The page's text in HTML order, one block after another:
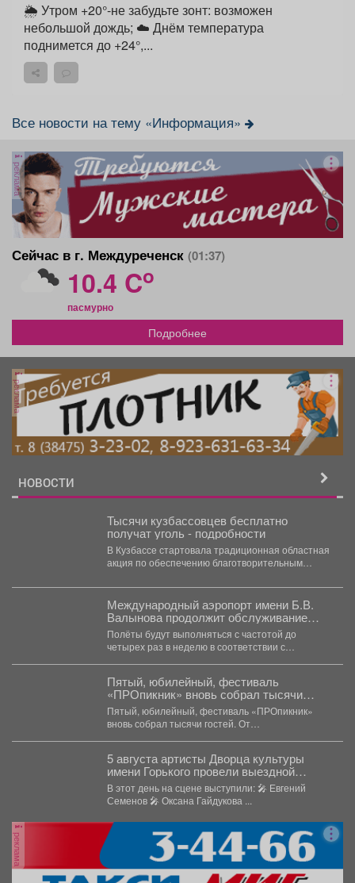
🌦 Утром +20°-не забудьте зонт: возможен
небольшой дождь; ☁️ Днём температура
поднимется до +24°,...
Все новости на тему «Информация»
реклама
Сейчас в г. Междуреченск (01:37)
10.4 Co
пасмурно
Подробнее
реклама
НОВОСТИ
Тысячи кузбассовцев бесплатно
получат уголь - подробности
В Кузбассе стартовала традиционная областная
акция по обеспечению благотворительным
Международный аэропорт имени Б.В.
Валынова продолжит обслуживание
рейсов во Вьетнам в осенне-зимний
период навигации.
Полёты будут выполняться с частотой до
четырех раз в неделю в соответствии с
Пятый, юбилейный, фестиваль
«ПРОпикник» вновь собрал тысячи
гостей.
Пятый, юбилейный, фестиваль «ПРОпикник»
вновь собрал тысячи гостей. От
5 августа артисты Дворца культуры
имени Горького провели выездной
концерт в реабилитационном центре
«Топаз».
В этот день на сцене выступили: 🎤 Евгений
Семенов 🎤 Оксана Гайдукова ...
реклама